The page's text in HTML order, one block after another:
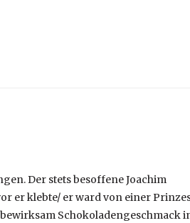
Der stets besoffene Joachim
er klebte/ er ward von einer
Schokoladengeschmack